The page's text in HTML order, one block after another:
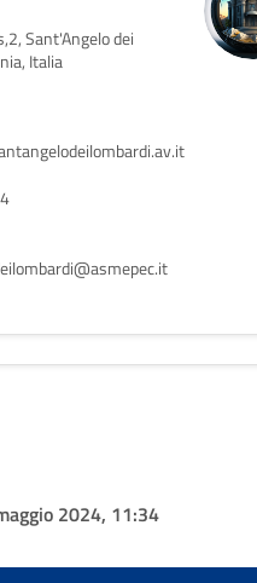
Sant'Angelo dei
Italia
2024, 11:34